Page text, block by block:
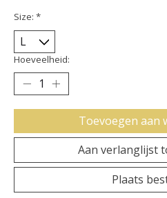
Size: *
Hoeveelheid:
Toevoegen aan
Aan verlanglijst
Plaats